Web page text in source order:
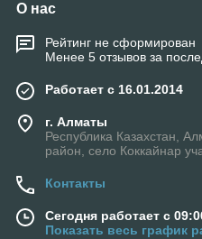
О нас
Рейтинг не сформирован
Менее 5 отзывов за
Работает с 16.01.2014
г. Алматы
Республика Казахстан,
район, село Коккайнар
Контакты
Сегодня работает с
Показать весь график